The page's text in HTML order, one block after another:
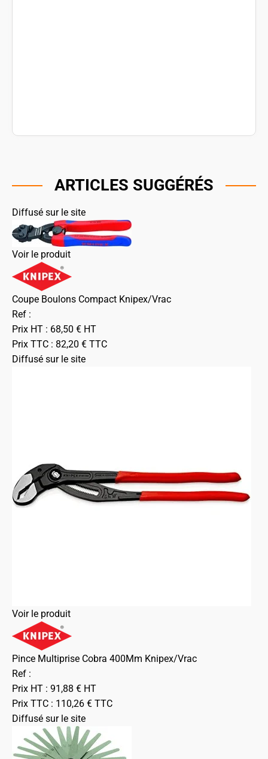
ARTICLES SUGGÉRÉS
Diffusé sur le site
Voir le produit
Coupe Boulons Compact Knipex/Vrac
Ref :
Prix HT : 68,50 € HT
Prix TTC : 82,20 € TTC
Diffusé sur le site
Voir le produit
Pince Multiprise Cobra 400Mm Knipex/Vrac
Ref :
Prix HT : 91,88 € HT
Prix TTC : 110,26 € TTC
Diffusé sur le site